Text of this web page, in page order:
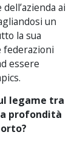
ai
un
la sua
federazioni
essere
legame tra
profondità